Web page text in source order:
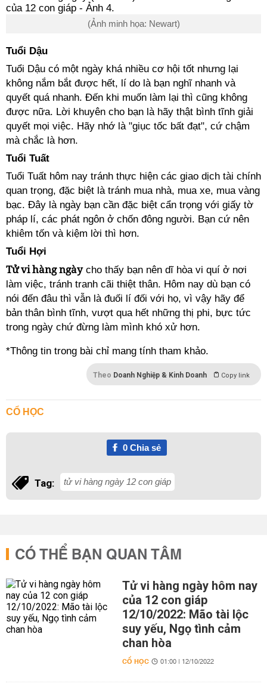
(Ảnh minh họa: Newart)
Tuổi Dậu
Tuổi Dậu có một ngày khá nhiều cơ hội tốt nhưng lại
không nắm bắt được hết, lí do là bạn nghĩ nhanh và
quyết quá nhanh. Đến khi muốn làm lại thì cũng không
được nữa. Lời khuyên cho bạn là hãy thật bình tĩnh giải
quyết mọi việc. Hãy nhớ là "giục tốc bất đạt", cứ chậm
mà chắc là hơn.
Tuổi Tuất
Tuổi Tuất hôm nay tránh thực hiện các giao dịch tài chính
quan trọng, đặc biệt là tránh mua nhà, mua xe, mua vàng
bạc. Đây là ngày bạn cần đặc biệt cẩn trọng với giấy tờ
pháp lí, các phát ngôn ở chốn đông người. Bạn cứ nên
khiêm tốn và kiệm lời thì hơn.
Tuổi Hợi
Tử vi hàng ngàycho thấy bạn nên dĩ hòa vi quí ở nơi
làm việc, tránh tranh cãi thiệt thân. Hôm nay dù bạn có
nói đến đâu thì vẫn là đuối lí đối với họ, vì vậy hãy để
bản thân bình tĩnh, vượt qua hết những thị phi, bực tức
trong ngày chứ đừng làm mình khó xử hơn.
*Thông tin trong bài chỉ mang tính tham khảo.
Theo Doanh Nghiệp & Kinh Doanh Copy link
CỔ HỌC
0Chia sẻ
Tag: tử vi hàng ngày 12 con giáp
CÓ THỂ BẠN QUAN TÂM
Tử vi hàng ngày hôm nay
của 12 con giáp
12/10/2022: Mão tài lộc
suy yếu, Ngọ tình cảm
chan hòa
CỔ HỌC 01:00 | 12/10/2022